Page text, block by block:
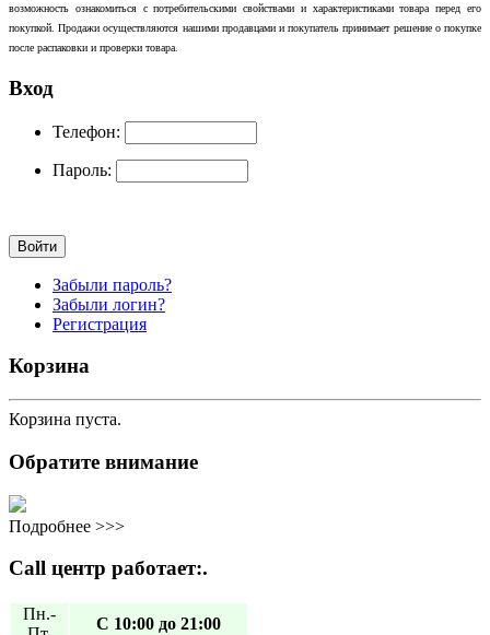
возможность ознакомиться с потребительскими свойствами и характеристиками товара перед его
покупкой. Продажи осуществляются нашими продавцами и покупатель принимает решение о покупке
после распаковки и проверки товара.
Вход
Телефон:
Пароль:
Забыли пароль?
Забыли логин?
Регистрация
Корзина
Корзина пуста.
Обратите внимание
Подробнее >>>
Call центр работает:.
Пн.-
С 10:00 до 21:00